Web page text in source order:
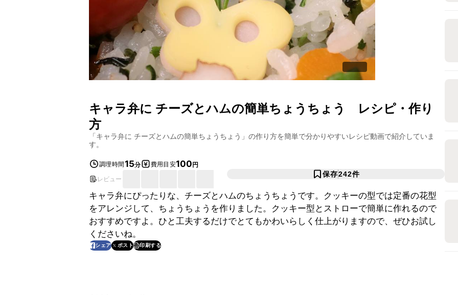
キャラ弁に チーズとハムの簡単ちょうちょう
レシピ・作り
方
「キャラ弁に チーズとハムの簡単ちょうちょう 」の作り方を簡単で分かりやすいレシピ動画で紹介していま
す。
調理時間15分 費用目安100円
レビュー
保存242件
キャラ弁にぴったりな、チーズとハムのちょうちょうです。クッキーの型では定番の花型
をアレンジして、ちょうちょうを作りました。クッキー型とストローで簡単に作れるので
おすすめですよ。ひと工夫するだけでとてもかわいらしく仕上がりますので、ぜひお試し
くださいね。
シェア ポスト 印刷する